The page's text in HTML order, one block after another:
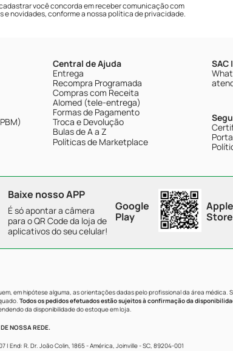
você concorda em receber comunicação com
e novidades, conforme a nossapolítica de privacidade.
Central de Ajuda
Entrega
Recompra Programada
Compras com Receita
Alomed (tele-entrega)
Formas de Pagamento
Troca e Devolução
Bulas de A a Z
Políticas de Marketplace
SAC
Baixe nosso APP
É só apontar a câmera
para o QR Code da loja de
aplicativos do seu celular!
Google
Play
Apple
Store
em hipótese alguma, as orientações dadas pelo profissional da área médica.
Todos os pedidos efetuados estão sujeitos à confirmação da
da disponibilidade do estoque em loja.
NOSSA REDE.
| End: R. Dr. João Colin, 1865 - América, Joinville - SC, 89204-001